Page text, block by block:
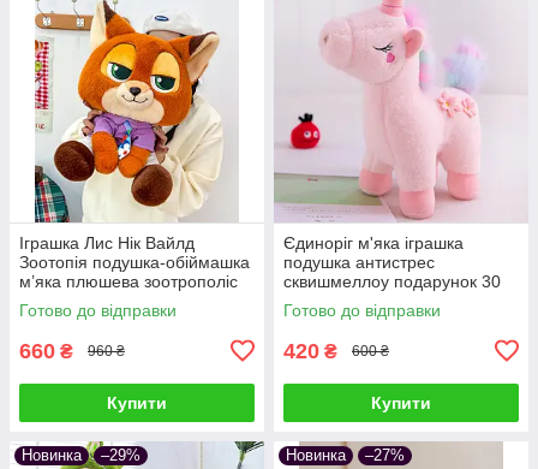
Іграшка Лис Нік Вайлд
Зоотопія подушка-обіймашка
м’яка плюшева зоотрополіс
звірополіс сквішмеллоу
подарунок дітям та дорослим
Готово до відправки
660 ₴ 960 ₴
Купити
Єдиноріг м'яка іграшка
подушка антистрес
сквишмеллоу подарунок 30
см Рожевий
Готово до відправки
420 ₴ 600 ₴
Купити
Новинка –29% Новинка –27%